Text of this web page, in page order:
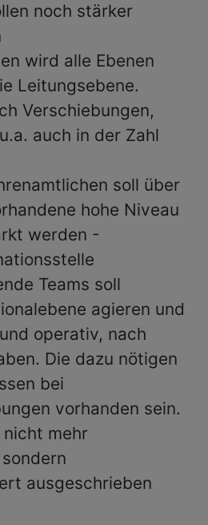
noch stärker
wird alle Ebenen
Leitungsebene.
Verschiebungen,
auch in der Zahl
soll über
hohe Niveau
werden -
Teams soll
agieren und
operativ, nach
Die dazu nötigen
bei
vorhanden sein.
nicht mehr
ausgeschrieben